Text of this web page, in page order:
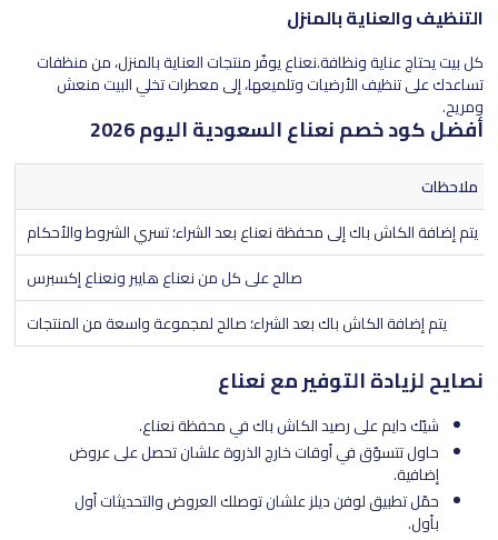
التنظيف والعناية بالمنزل
كل بيت يحتاج عناية ونظافة.نعناع يوفّر منتجات العناية بالمنزل، من منظفات
تساعدك على تنظيف الأرضيات وتلميعها، إلى معطرات تخلي البيت منعش
ومريح.
أفضل كود خصم نعناع السعودية اليوم 2026
ملاحظات
يتم إضافة الكاش باك إلى محفظة نعناع بعد الشراء؛ تسري الشروط والأحكام
صالح على كل من نعناع هايبر ونعناع إكسبرس
يتم إضافة الكاش باك بعد الشراء؛ صالح لمجموعة واسعة من المنتجات
نصايح لزيادة التوفير مع نعناع
شيّك دايم على رصيد الكاش باك في محفظة نعناع.
حاول تتسوّق في أوقات خارج الذروة علشان تحصل على عروض
إضافية.
حمّل تطبيق لوفن ديلز علشان توصلك العروض والتحديثات أول
بأول.